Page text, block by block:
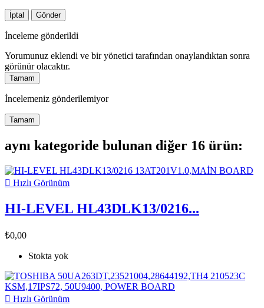
İptal Gönder
İnceleme gönderildi
Yorumunuz eklendi ve bir yönetici tarafından onaylandıktan sonra
görünür olacaktır.
Tamam
İncelemeniz gönderilemiyor
Tamam
aynı kategoride bulunan diğer 16 ürün:
 Hızlı Görünüm
HI-LEVEL HL43DLK13/0216...
₺0,00
Stokta yok
 Hızlı Görünüm